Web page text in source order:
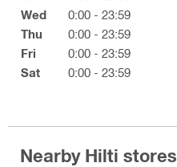
Wed
0:00 - 23:59
Thu
0:00 - 23:59
Fri
0:00 - 23:59
Sat
0:00 - 23:59
Nearby Hilti stores